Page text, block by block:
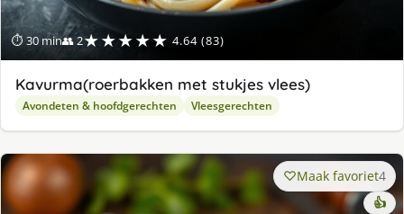
⏱ 30 min👥 2★★★★★ 4.64 (83)
Kavurma(roerbakken met stukjes vlees)
Avondeten & hoofdgerechten Vleesgerechten
Maak favoriet4
👍